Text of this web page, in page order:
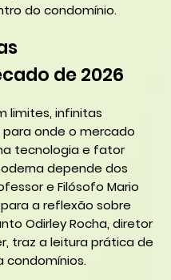
do condomínio.
de 2026
limites, infinitas
para onde o mercado
tecnologia e fator
depende dos
e Filósofo Mario
a reflexão sobre
Odirley Rocha, diretor
traz a leitura prática de
condomínios.